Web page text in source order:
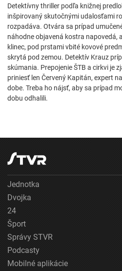
Detektívny thriller podľa knižnej
inšpirovaný skutočnými udalosťami
rozpadáva. Otvára sa prípad
náhodne objavená kostra napovedá,
klinec, pod prstami vbité kovové
skrytá pod zemou. Detektív Krauz
skúmania. Prepojenie ŠTB a cirkvi je
priniesť len Červený Kapitán, expert
dobe. Treba ho nájsť, aby sa prípad
dobu odhalili.
Jednotka
Dvojka
24
Šport
Správy STVR
Podcasty
Mobilné aplikácie